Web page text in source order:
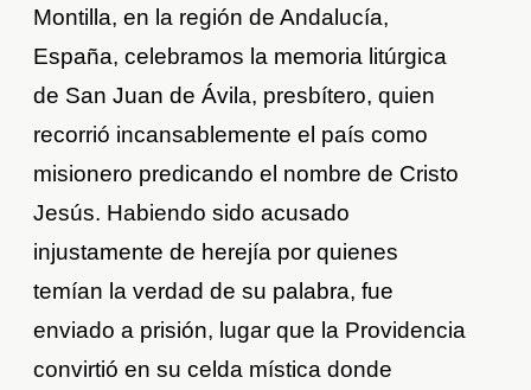
Montilla, en la región de Andalucía,
España, celebramos la memoria litúrgica
de San Juan de Ávila, presbítero, quien
recorrió incansablemente el país como
misionero predicando el nombre de Cristo
Jesús. Habiendo sido acusado
injustamente de herejía por quienes
temían la verdad de su palabra, fue
enviado a prisión, lugar que la Providencia
convirtió en su celda mística donde